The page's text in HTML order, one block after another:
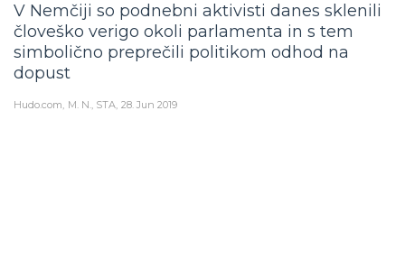
V Nemčiji so podnebni aktivisti danes sklenili
človeško verigo okoli parlamenta in s tem
simbolično preprečili politikom odhod na
dopust
Hudo.com M. N., STA 28. Jun 2019